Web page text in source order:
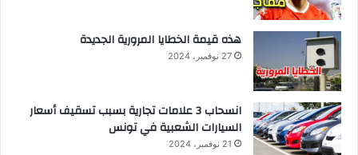
هذه قيمة الخطايا المرورية الجديدة
27 نوفمبر، 2024
انسحاب 3 علامات تجارية بسبب تسقيف أسعار
السيارات الشعبية في تونس
21 نوفمبر، 2024